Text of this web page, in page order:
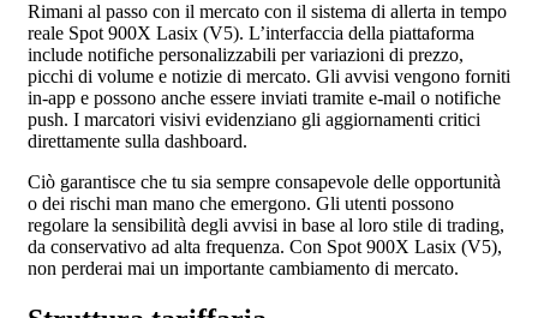
Rimani al passo con il mercato con il sistema di allerta in tempo
reale Spot 900X Lasix (V5). L’interfaccia della piattaforma
include notifiche personalizzabili per variazioni di prezzo,
picchi di volume e notizie di mercato. Gli avvisi vengono forniti
in-app e possono anche essere inviati tramite e-mail o notifiche
push. I marcatori visivi evidenziano gli aggiornamenti critici
direttamente sulla dashboard.
Ciò garantisce che tu sia sempre consapevole delle opportunità
o dei rischi man mano che emergono. Gli utenti possono
regolare la sensibilità degli avvisi in base al loro stile di trading,
da conservativo ad alta frequenza. Con Spot 900X Lasix (V5),
non perderai mai un importante cambiamento di mercato.